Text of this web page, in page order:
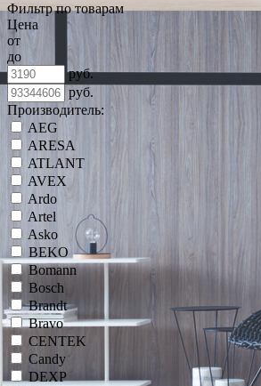
Фильтр по товарам
Цена
от
до
руб.
руб.
Производитель:
AEG
ARESA
ATLANT
AVEX
Ardo
Artel
Asko
BEKO
Bomann
Bosch
Brandt
Bravo
CENTEK
Candy
DEXP